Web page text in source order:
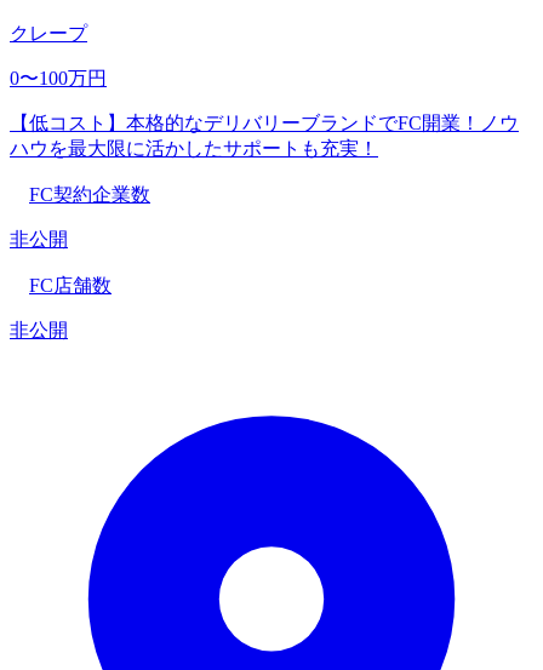
クレープ
0〜100万円
【低コスト】本格的なデリバリーブランドでFC開業！ノウ
ハウを最大限に活かしたサポートも充実！
FC契約企業数
非公開
FC店舗数
非公開